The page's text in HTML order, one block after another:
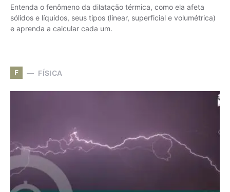
Entenda o fenômeno da dilatação térmica, como ela afeta
sólidos e líquidos, seus tipos (linear, superficial e volumétrica)
e aprenda a calcular cada um.
F FÍSICA